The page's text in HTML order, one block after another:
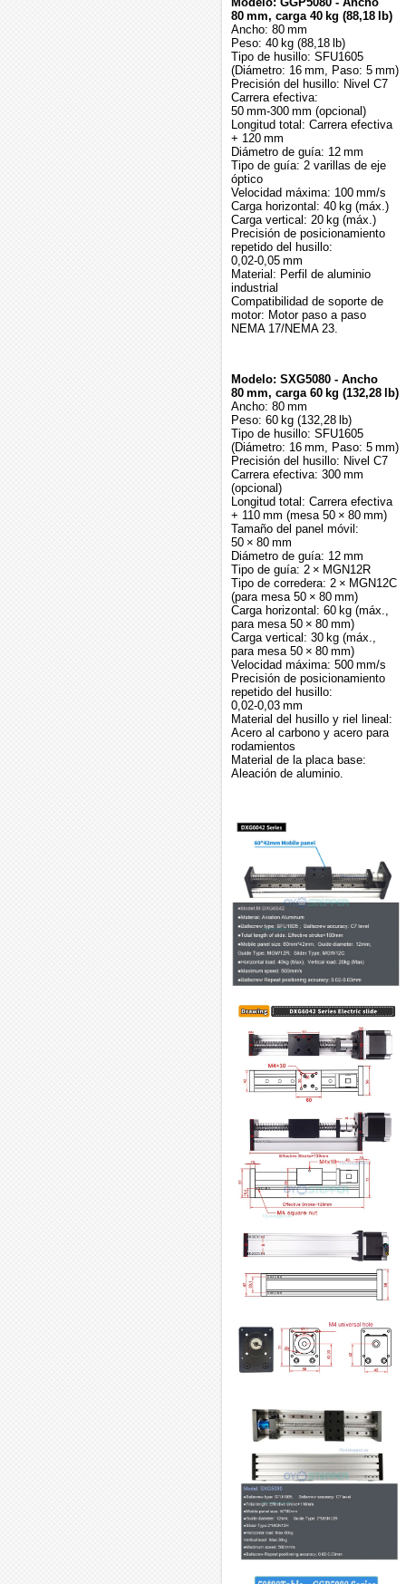
80 mm, carga 40 kg (88,18 lb)
Ancho: 80 mm
Peso: 40 kg (88,18 lb)
Tipo de husillo: SFU1605
(Diámetro: 16 mm, Paso: 5 mm)
Precisión del husillo: Nivel C7
Carrera efectiva:
50 mm‑300 mm (opcional)
Longitud total: Carrera efectiva
+ 120 mm
Diámetro de guía: 12 mm
Tipo de guía: 2 varillas de eje
óptico
Velocidad máxima: 100 mm/s
Carga horizontal: 40 kg (máx.)
Carga vertical: 20 kg (máx.)
Precisión de posicionamiento
repetido del husillo:
0,02‑0,05 mm
Material: Perfil de aluminio
industrial
Compatibilidad de soporte de
motor: Motor paso a paso
NEMA 17/NEMA 23.
Modelo: SXG5080 - Ancho
80 mm, carga 60 kg (132,28 lb)
Ancho: 80 mm
Peso: 60 kg (132,28 lb)
Tipo de husillo: SFU1605
(Diámetro: 16 mm, Paso: 5 mm)
Precisión del husillo: Nivel C7
Carrera efectiva: 300 mm
(opcional)
Longitud total: Carrera efectiva
+ 110 mm (mesa 50 × 80 mm)
Tamaño del panel móvil:
50 × 80 mm
Diámetro de guía: 12 mm
Tipo de guía: 2 × MGN12R
Tipo de corredera: 2 × MGN12C
(para mesa 50 × 80 mm)
Carga horizontal: 60 kg (máx.,
para mesa 50 × 80 mm)
Carga vertical: 30 kg (máx.,
para mesa 50 × 80 mm)
Velocidad máxima: 500 mm/s
Precisión de posicionamiento
repetido del husillo:
0,02‑0,03 mm
Material del husillo y riel lineal:
Acero al carbono y acero para
rodamientos
Material de la placa base:
Aleación de aluminio.